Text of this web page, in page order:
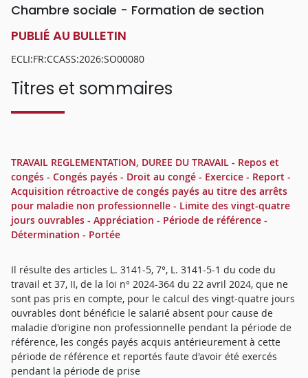
Chambre sociale - Formation de section
PUBLIÉ AU BULLETIN
ECLI:FR:CCASS:2026:SO00080
Titres et sommaires
TRAVAIL REGLEMENTATION, DUREE DU TRAVAIL - Repos et
congés - Congés payés - Droit au congé - Exercice - Report -
Acquisition rétroactive de congés payés au titre des arrêts
pour maladie non professionnelle - Limite des vingt-quatre
jours ouvrables - Appréciation - Période de référence -
Détermination - Portée
Il résulte des articles L. 3141-5, 7°, L. 3141-5-1 du code du
travail et 37, II, de la loi n° 2024-364 du 22 avril 2024, que ne
sont pas pris en compte, pour le calcul des vingt-quatre jours
ouvrables dont bénéficie le salarié absent pour cause de
maladie d'origine non professionnelle pendant la période de
référence, les congés payés acquis antérieurement à cette
période de référence et reportés faute d'avoir été exercés
pendant la période de prise